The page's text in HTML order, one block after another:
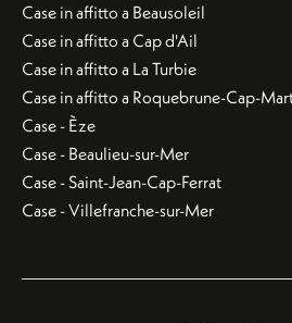
Case in affitto a Beausoleil
Case in affitto a Cap d'Ail
Case in affitto a La Turbie
Case in affitto a Roquebrune-Cap-
Case - Èze
Case - Beaulieu-sur-Mer
Case - Saint-Jean-Cap-Ferrat
Case - Villefranche-sur-Mer